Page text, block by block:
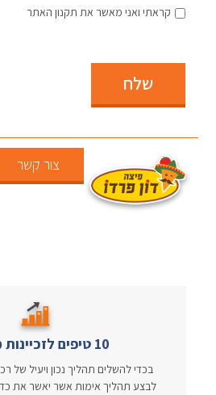
קראתי ואני מאשר את תקנון האתר
שלח
צור קשר
10 טיפים לזכיינות מנצחת
בכדי להשלים תהליך נכון ויעיל של
לבצע תהליך אימות אשר יאשר את